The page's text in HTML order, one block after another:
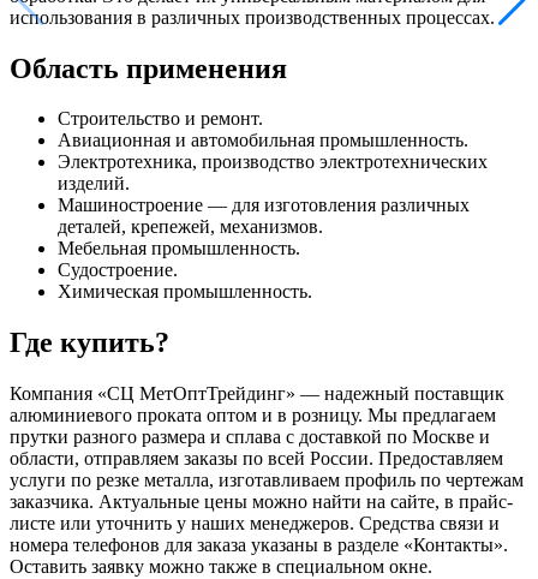
использования в различных производственных процессах.
Область применения
Строительство и ремонт.
Авиационная и автомобильная промышленность.
Электротехника, производство электротехнических
изделий.
Машиностроение — для изготовления различных
деталей, крепежей, механизмов.
Мебельная промышленность.
Судостроение.
Химическая промышленность.
Где купить?
Компания «СЦ МетОптТрейдинг» — надежный поставщик
алюминиевого проката оптом и в розницу. Мы предлагаем
прутки разного размера и сплава с доставкой по Москве и
области, отправляем заказы по всей России. Предоставляем
услуги по резке металла, изготавливаем профиль по чертежам
заказчика. Актуальные цены можно найти на сайте, в прайс-
листе или уточнить у наших менеджеров. Средства связи и
номера телефонов для заказа указаны в разделе «Контакты».
Оставить заявку можно также в специальном окне.